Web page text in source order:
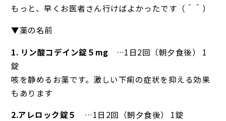
もっと、早くお医者さん行けばよかったです（＾＾）
▼薬の名前
1. リン酸コデイン錠５mg …1日2回（朝夕食後） 1
錠
咳を静めるお薬です。激しい下痢の症状を抑える効果
もあります
2.アレロック錠５
…1日2回（朝夕食後） 1錠